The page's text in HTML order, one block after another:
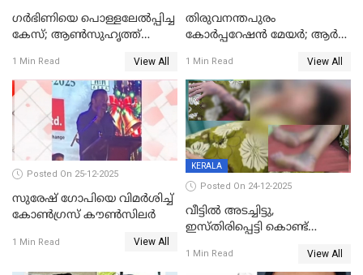
ഗര്‍ഭിണിയെ പൊള്ളലേല്‍പ്പിച്ച
കേസ്; ആണ്‍സുഹൃത്ത്
1 Min Read View All
തിരുവനന്തപുരം
കോര്‍പ്പറേഷന്‍ മേയർ; ആര്‍
1 Min Read View All
Posted On 25-12-2025
സുരേഷ് ഗോപിയെ വിമര്‍ശിച്ച്
കോണ്‍ഗ്രസ് കൗണ്‍സിലര്‍
1 Min Read View All
KERALA
Posted On 24-12-2025
വീട്ടിൽ അടച്ചിട്ടു,
ഇസ്തിരിപ്പെട്ടി കൊണ്ട്
ഗർഭിണിയായ യുവതിക്ക് ക്രൂര
1 Min Read View All